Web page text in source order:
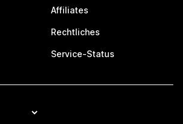
Affiliates
Rechtliches
Service-Status